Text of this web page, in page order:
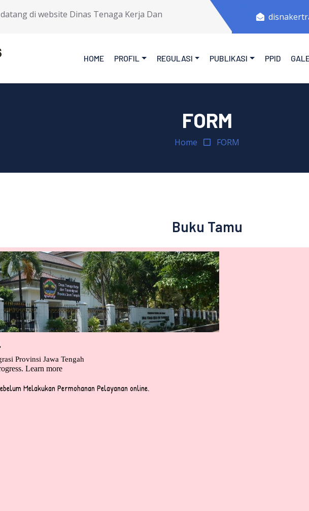
di website Dinas Tenaga Kerja Dan Transmigrasi Provinsi Jawa Tengah.
HOME PROFIL REGULASI PUBLIKASI PPID
FORM
Home FORM
Buku Tamu